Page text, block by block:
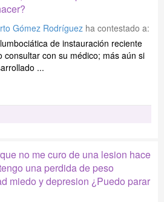
Gómez Rodríguez ha contestado a:
de instauración reciente
consultar con su médico; más aún si
...
no me curo de una lesion hace
una perdida de peso
miedo y depresion ¿Puedo parar